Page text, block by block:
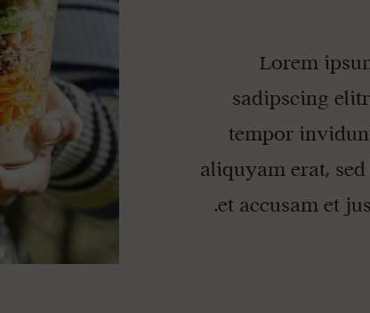
Lorem
sadipscing
tempor
aliquyam erat,
et accusam et